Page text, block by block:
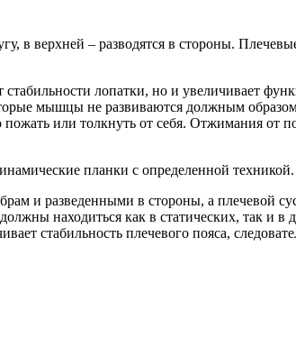
в верхней – разводятся в стороны.
лопатки, но и увеличивает
мышцы не развиваются должным
или толкнуть от себя. Отжимания от
планки с определенной техникой.
и разведенными в стороны, а плечевой
находиться как в статических, так и в
стабильность плечевого пояса,